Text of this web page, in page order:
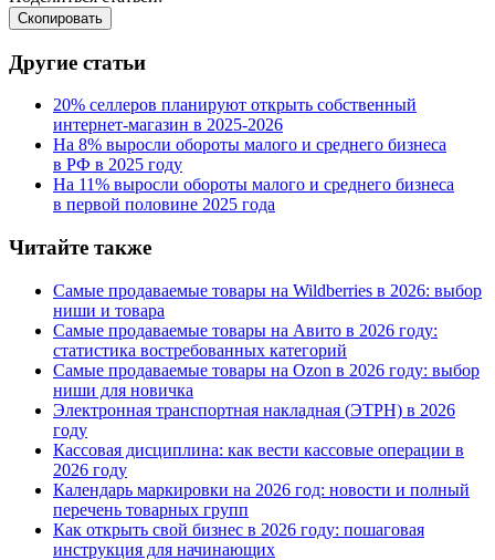
Cкопировать
Другие статьи
20% селлеров планируют открыть собственный
интернет-магазин в 2025‑2026
На 8% выросли обороты малого и среднего бизнеса
в РФ в 2025 году
На 11% выросли обороты малого и среднего бизнеса
в первой половине 2025 года
Читайте также
Самые продаваемые товары на Wildberries в 2026: выбор
ниши и товара
Самые продаваемые товары на Авито в 2026 году:
статистика востребованных категорий
Самые продаваемые товары на Ozon в 2026 году: выбор
ниши для новичка
Электронная транспортная накладная (ЭТРН) в 2026
году
Кассовая дисциплина: как вести кассовые операции в
2026 году
Календарь маркировки на 2026 год: новости и полный
перечень товарных групп
Как открыть свой бизнес в 2026 году: пошаговая
инструкция для начинающих